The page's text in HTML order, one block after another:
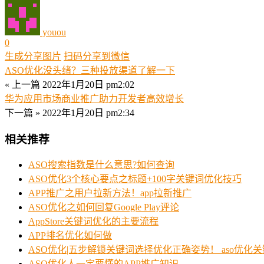
youou
0
生成分享图片 扫码分享到微信
ASO优化没头绪？三种投放渠道了解一下
« 上一篇 2022年1月20日 pm2:02
华为应用市场商业推广助力开发者高效增长
下一篇 » 2022年1月20日 pm2:34
相关推荐
ASO搜索指数是什么意思?如何查询
ASO优化3个核心要点之标题+100字关键词优化技巧
APP推广之用户拉新方法！app拉新推广
ASO优化之如何回复Google Play评论
AppStore关键词优化的主要流程
APP排名优化如何做
ASO优化|五步解锁关键词选择优化正确姿势！ aso优化